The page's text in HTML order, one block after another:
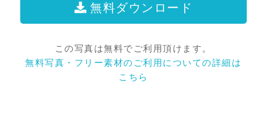
無料ダウンロード
この写真は無料でご利用頂けます。
無料写真・フリー素材のご利用についての詳細は
こちら